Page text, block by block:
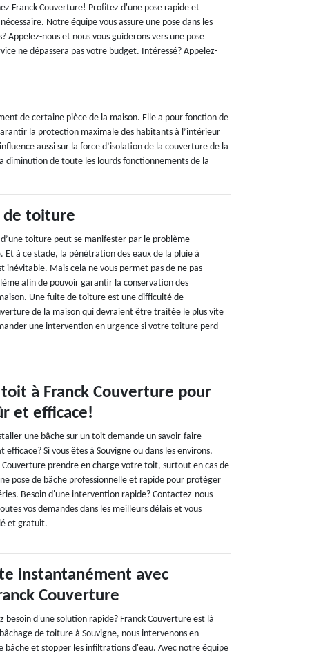
Franck Couverture! Profitez d'une pose rapide et
Notre équipe vous assure une pose dans les
nous et nous vous guiderons vers une pose
ne dépassera pas votre budget. Intéressé? Appelez-
de certaine pièce de la maison. Elle a pour fonction de
la protection maximale des habitants à l’intérieur
aussi sur la force d’isolation de la couverture de la
diminution de toute les lourds fonctionnements de la
de toiture
toiture peut se manifester par le problème
Et à ce stade, la pénétration des eaux de la pluie à
inévitable. Mais cela ne vous permet pas de ne pas
afin de pouvoir garantir la conservation des
Une fuite de toiture est une difficulté de
de la maison qui devraient être traitée le plus vite
une intervention en urgence si votre toiture perd
à Franck Couverture pour
et efficace!
une bâche sur un toit demande un savoir-faire
Si vous êtes à Souvigne ou dans les environs,
Couverture prendre en charge votre toit, surtout en cas de
pose de bâche professionnelle et rapide pour protéger
Besoin d'une intervention rapide? Contactez-nous
vos demandes dans les meilleurs délais et vous
et gratuit.
instantanément avec
Couverture
besoin d'une solution rapide? Franck Couverture est là
de toiture à Souvigne, nous intervenons en
bâche et stopper les infiltrations d'eau. Avec notre équipe